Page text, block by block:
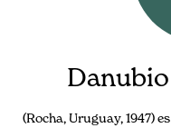
(Rocha, Uruguay, 1947)